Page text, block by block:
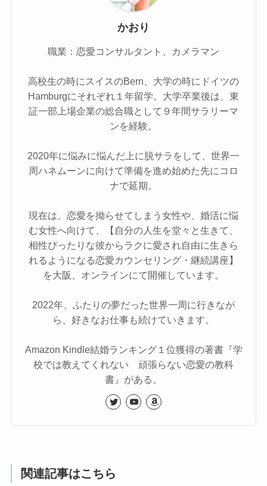
かおり
職業：恋愛コンサルタント、カメラマン
高校生の時にスイスのBern、大学の時にドイツの
Hamburgにそれぞれ１年留学。大学卒業後は、東
証一部上場企業の総合職として９年間サラリーマ
ンを経験。
2020年に悩みに悩んだ上に脱サラをして、世界一
周ハネムーンに向けて準備を進め始めた先にコロ
ナで延期。
現在は、恋愛を拗らせてしまう女性や、婚活に悩
む女性へ向けて、【自分の人生を堂々と生きて、
相性ぴったりな彼からラクに愛され自由に生きら
れるようになる恋愛カウンセリング・継続講座】
を大阪、オンラインにて開催しています。
2022年、ふたりの夢だった世界一周に行きなが
ら、好きなお仕事も続けていきます。
Amazon Kindle結婚ランキング１位獲得の著書『学
校では教えてくれない 頑張らない恋愛の教科
書』がある。
関連記事はこちら